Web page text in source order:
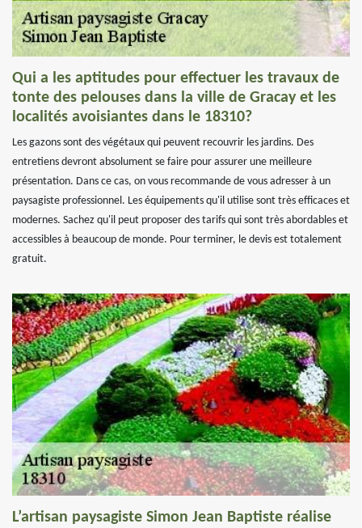
Qui a les aptitudes pour effectuer les travaux de
tonte des pelouses dans la ville de Gracay et les
localités avoisiantes dans le 18310?
Les gazons sont des végétaux qui peuvent recouvrir les jardins. Des
entretiens devront absolument se faire pour assurer une meilleure
présentation. Dans ce cas, on vous recommande de vous adresser à un
paysagiste professionnel. Les équipements qu'il utilise sont très efficaces et
modernes. Sachez qu'il peut proposer des tarifs qui sont très abordables et
accessibles à beaucoup de monde. Pour terminer, le devis est totalement
gratuit.
L’artisan paysagiste Simon Jean Baptiste réalise